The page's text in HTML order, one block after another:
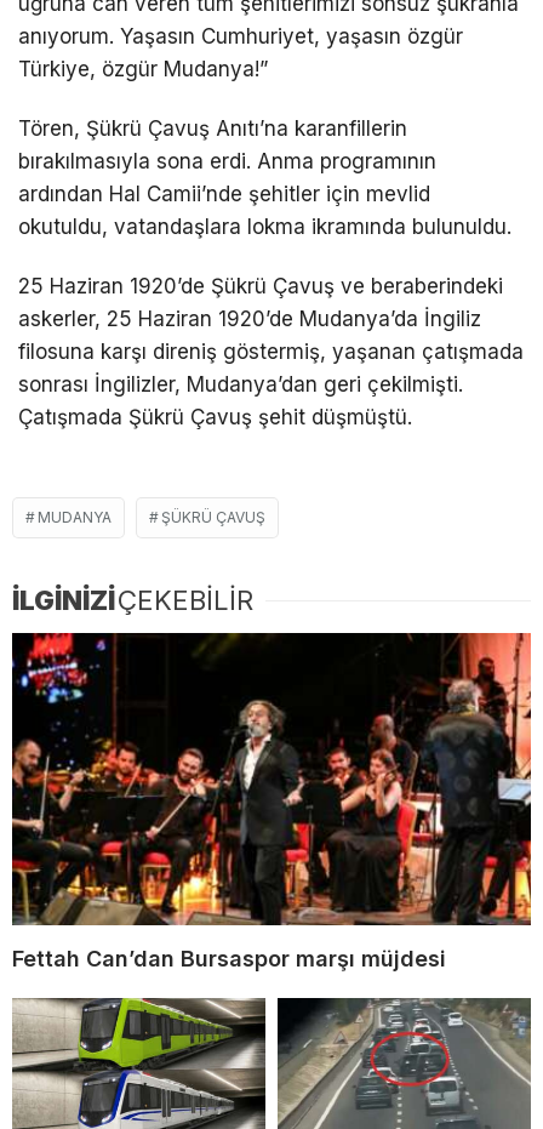
anıyorum. Yaşasın Cumhuriyet, yaşasın özgür
Türkiye, özgür Mudanya!”
Tören, Şükrü Çavuş Anıtı’na karanfillerin
bırakılmasıyla sona erdi. Anma programının
ardından Hal Camii’nde şehitler için mevlid
okutuldu, vatandaşlara lokma ikramında bulunuldu.
25 Haziran 1920’de Şükrü Çavuş ve beraberindeki
askerler, 25 Haziran 1920’de Mudanya’da İngiliz
filosuna karşı direniş göstermiş, yaşanan çatışmada
sonrası İngilizler, Mudanya’dan geri çekilmişti.
Çatışmada Şükrü Çavuş şehit düşmüştü.
MUDANYA ŞÜKRÜ ÇAVUŞ
İLGİNİZİÇEKEBİLİR
Fettah Can’dan Bursaspor marşı müjdesi